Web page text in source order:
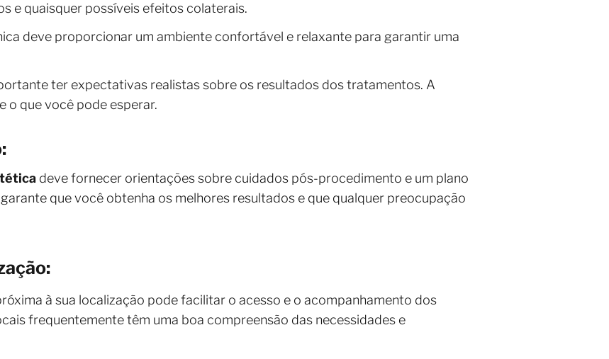
e quaisquer possíveis efeitos colaterais.
deve proporcionar um ambiente confortável e relaxante para garantir uma
ter expectativas realistas sobre os resultados dos tratamentos. A
o que você pode esperar.
deve fornecer orientações sobre cuidados pós-procedimento e um plano
que você obtenha os melhores resultados e que qualquer preocupação
à sua localização pode facilitar o acesso e o acompanhamento dos
frequentemente têm uma boa compreensão das necessidades e